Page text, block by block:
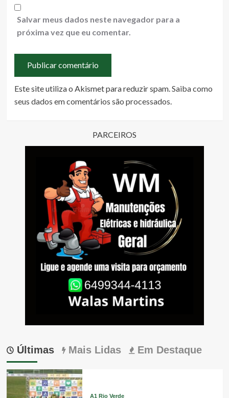
Salvar meus dados neste navegador para a
próxima vez que eu comentar.
Este site utiliza o Akismet para reduzir spam. Saiba como
seus dados em comentários são processados
PARCEIROS
Últimas Mais Lidas Em Destaque
A1 Rio Verde